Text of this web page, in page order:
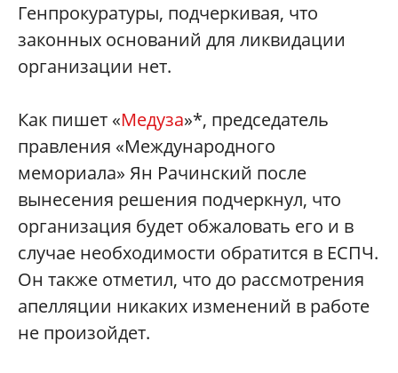
Генпрокуратуры, подчеркивая, что
законных оснований для ликвидации
организации нет.
Как пишет «Медуза»*, председатель
правления «Международного
мемориала» Ян Рачинский после
вынесения решения подчеркнул, что
организация будет обжаловать его и в
случае необходимости обратится в ЕСПЧ.
Он также отметил, что до рассмотрения
апелляции никаких изменений в работе
не произойдет.